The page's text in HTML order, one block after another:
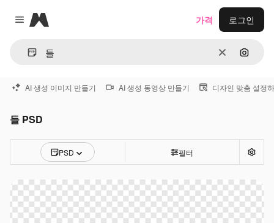
Close menu
Magnific
지우기이미지
가격 로그인
AI 생성 이미지 만들기 AI 생성 동영상 만들기 디자인 맞춤 설정
들 PSD
PSD 필터